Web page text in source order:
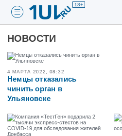
18+
НОВОСТИ
4 МАРТА 2022, 08:32
Немцы отказались
чинить орган в
Ульяновске